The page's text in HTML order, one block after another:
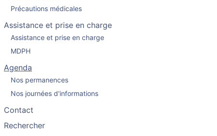
Précautions médicales
Assistance et prise en charge
Assistance et prise en charge
MDPH
Agenda
Nos permanences
Nos journées d'informations
Contact
Rechercher